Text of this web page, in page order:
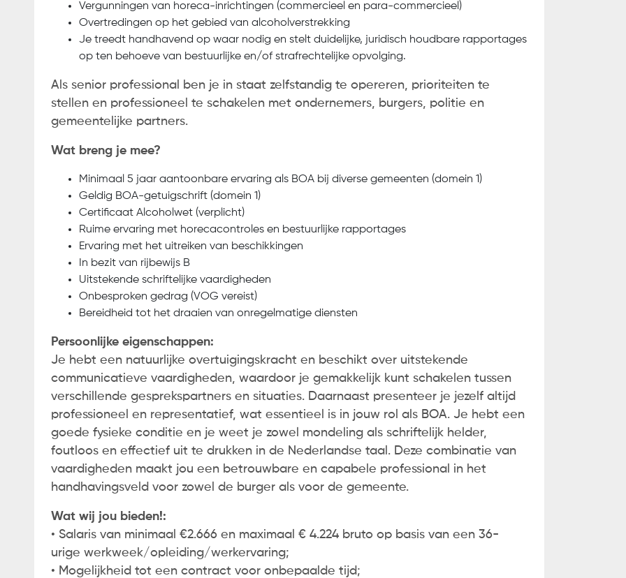
Vergunningen van horeca-inrichtingen (commercieel en para-commercieel)
Overtredingen op het gebied van alcoholverstrekking
Je treedt handhavend op waar nodig en stelt duidelijke, juridisch houdbare rapportages
op ten behoeve van bestuurlijke en/of strafrechtelijke opvolging.
Als senior professional ben je in staat zelfstandig te opereren, prioriteiten te
stellen en professioneel te schakelen met ondernemers, burgers, politie en
gemeentelijke partners.
Wat breng je mee?
Minimaal 5 jaar aantoonbare ervaring als BOA bij diverse gemeenten (domein 1)
Geldig BOA-getuigschrift (domein 1)
Certificaat Alcoholwet (verplicht)
Ruime ervaring met horecacontroles en bestuurlijke rapportages
Ervaring met het uitreiken van beschikkingen
In bezit van rijbewijs B
Uitstekende schriftelijke vaardigheden
Onbesproken gedrag (VOG vereist)
Bereidheid tot het draaien van onregelmatige diensten
Persoonlijke eigenschappen:
Je hebt een natuurlijke overtuigingskracht en beschikt over uitstekende
communicatieve vaardigheden, waardoor je gemakkelijk kunt schakelen tussen
verschillende gesprekspartners en situaties. Daarnaast presenteer je jezelf altijd
professioneel en representatief, wat essentieel is in jouw rol als BOA. Je hebt een
goede fysieke conditie en je weet je zowel mondeling als schriftelijk helder,
foutloos en effectief uit te drukken in de Nederlandse taal. Deze combinatie van
vaardigheden maakt jou een betrouwbare en capabele professional in het
handhavingsveld voor zowel de burger als voor de gemeente.
Wat wij jou bieden!:
• Salaris van minimaal €2.666 en maximaal € 4.224 bruto op basis van een 36-
urige werkweek/opleiding/werkervaring;
• Mogelijkheid tot een contract voor onbepaalde tijd;